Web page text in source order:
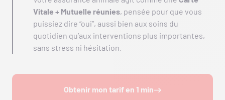
Vitale + Mutuelle réunies, pensée pour que vous
puissiez dire “oui”, aussi bien aux soins du
quotidien qu’aux interventions plus importantes,
sans stress ni hésitation.
Obtenir mon tarif en 1 min